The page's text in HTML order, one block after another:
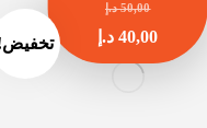
50,00 د.إ
40,00 د.إ